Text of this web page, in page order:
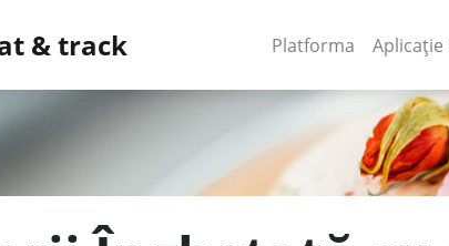
& track Platforma (current)
Aplicație